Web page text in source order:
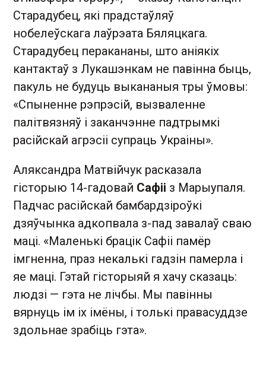
Старадубец, які прадстаўляў
нобелеўскага лаўрэата Бяляцкага.
Старадубец перакананы, што аніякіх
кантактаў з Лукашэнкам не павінна быць,
пакуль не будуць выкананыя тры ўмовы:
«Спыненне рэпрэсій, вызваленне
палітвязняў і заканчэнне падтрымкі
расійскай агрэсіі супраць Украіны».
Аляксандра Матвійчук расказала
гісторыю 14-гадовай Сафіі з Марыупаля.
Падчас расійскай бамбардзіроўкі
дзяўчынка адкопвала з-пад завалаў сваю
маці. «Маленькі брацік Сафіі памёр
імгненна, праз некалькі гадзін памерла і
яе маці. Гэтай гісторыяй я хачу сказаць:
людзі — гэта не лічбы. Мы павінны
вярнуць ім іх імёны, і толькі правасуддзе
здольнае зрабіць гэта».